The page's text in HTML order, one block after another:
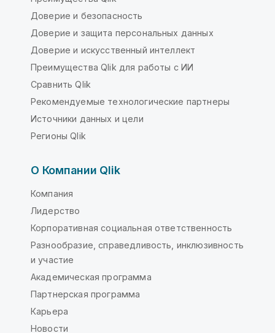
Доверие и безопасность
Доверие и защита персональных данных
Доверие и искусственный интеллект
Преимущества Qlik для работы с ИИ
Сравнить Qlik
Рекомендуемые технологические партнеры
Источники данных и цели
Регионы Qlik
О Компании Qlik
Компания
Лидерство
Корпоративная социальная ответственность
Разнообразие, справедливость, инклюзивность
и участие
Академическая программа
Партнерская программа
Карьера
Новости